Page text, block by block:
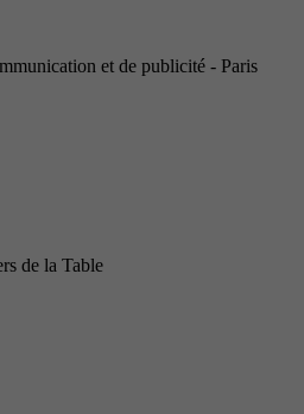
et de publicité - Paris
de la Table